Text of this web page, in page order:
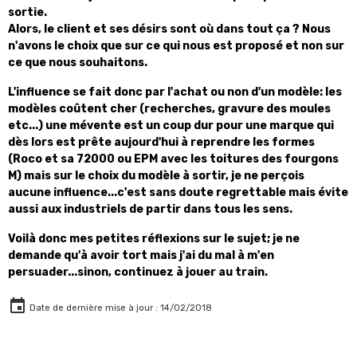
sortie.
Alors, le client et ses désirs sont où dans tout ça ? Nous
n'avons le choix que sur ce qui nous est proposé et non sur
ce que nous souhaitons.
L'influence se fait donc par l'achat ou non d'un modèle: les
modèles coûtent cher (recherches, gravure des moules
etc...) une mévente est un coup dur pour une marque qui
dès lors est prête aujourd'hui à reprendre les formes
(Roco et sa 72000 ou EPM avec les toitures des fourgons
M) mais sur le choix du modèle à sortir, je ne perçois
aucune influence...c'est sans doute regrettable mais évite
aussi aux industriels de partir dans tous les sens.
Voilà donc mes petites réflexions sur le sujet; je ne
demande qu'à avoir tort mais j'ai du mal à m'en
persuader...sinon, continuez à jouer au train.
Date de dernière mise à jour : 14/02/2018